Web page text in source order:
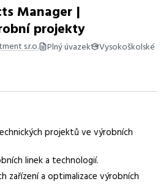
Manager |
projekty
s.r.o. Plný úvazek Vysokoškolské
Projects Manager v Teplicích,
projektů ve výrobních
linek a technologií.
zařízení a optimalizace výrobních